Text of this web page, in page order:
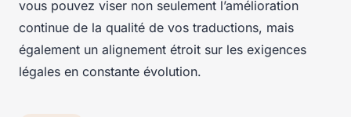
vous pouvez viser non seulement l’amélioration
continue de la qualité de vos traductions, mais
également un alignement étroit sur les exigences
légales en constante évolution.